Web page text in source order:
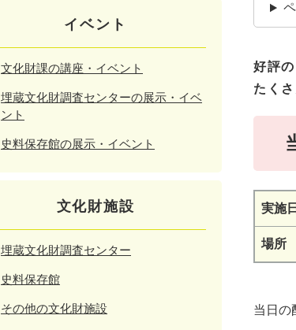
好評
たく
実施日
場所
当日の
イベント
文化財課の講座・イベント
埋蔵文化財調査センターの展示・イベ
ント
史料保存館の展示・イベント
文化財施設
埋蔵文化財調査センター
史料保存館
その他の文化財施設